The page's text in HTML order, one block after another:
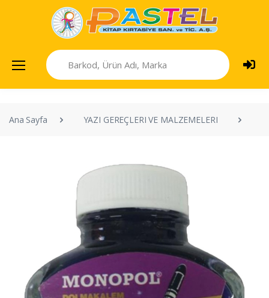
Ana Sayfa YAZI GEREÇLERI VE MALZEMELERI